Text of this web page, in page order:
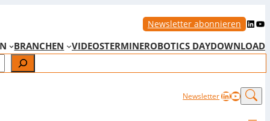
Newsletter abonnieren LinkedIn YouTube
BRANCHEN VIDEOSTERMINEROBOTICS DAYDOWNLOAD
NewsletterLinkedIn